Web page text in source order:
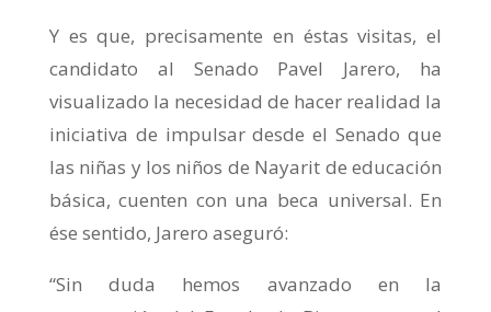
Y es que, precisamente en éstas visitas, el
candidato al Senado Pavel Jarero, ha
visualizado la necesidad de hacer realidad la
iniciativa de impulsar desde el Senado que
las niñas y los niños de Nayarit de educación
básica, cuenten con una beca universal. En
ése sentido, Jarero aseguró:
“Sin duda hemos avanzado en la